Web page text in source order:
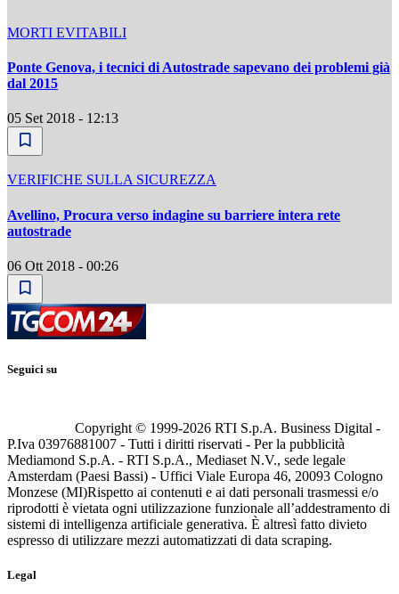
MORTI EVITABILI
Ponte Genova, i tecnici di Autostrade sapevano dei problemi già
dal 2015
05 Set 2018 - 12:13
VERIFICHE SULLA SICUREZZA
Avellino, Procura verso indagine su barriere intera rete
autostrade
06 Ott 2018 - 00:26
Seguici su
Copyright © 1999-2026 RTI S.p.A. Business Digital -
P.Iva 03976881007 - Tutti i diritti riservati - Per la pubblicità
Mediamond S.p.A. - RTI S.p.A., Mediaset N.V., sede legale
Amsterdam (Paesi Bassi) - Uffici Viale Europa 46, 20093 Cologno
Monzese (MI)Rispetto ai contenuti e ai dati personali trasmessi e/o
riprodotti è vietata ogni utilizzazione funzionale all’addestramento di
sistemi di intelligenza artificiale generativa. È altresì fatto divieto
espresso di utilizzare mezzi automatizzati di data scraping.
Legal